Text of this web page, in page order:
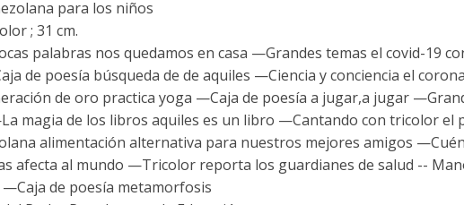
para los niños
; 31 cm.
palabras nos quedamos en casa —Grandes temas el covid-19
de poesía búsqueda de de aquiles —Ciencia y conciencia el
de oro practica yoga —Caja de poesía a jugar,a jugar
magia de los libros aquiles es un libro —Cantando con tricolor el
alimentación alternativa para nuestros mejores amigos
afecta al mundo —Tricolor reporta los guardianes de salud --
de poesía metamorfosis